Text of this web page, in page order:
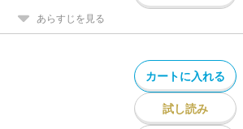
あらすじを見る
カートに入れる
試し読み